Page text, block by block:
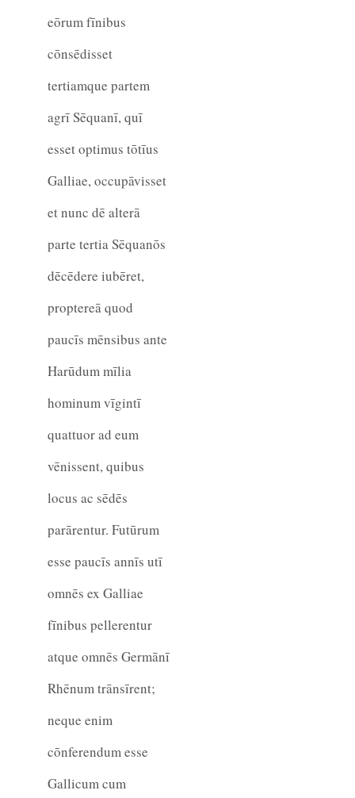
eōrum fīnibus
cōnsēdisset
tertiamque partem
agrī Sēquanī, quī
esset optimus tōtīus
Galliae, occupāvisset
et nunc dē alterā
parte tertia Sēquanōs
dēcēdere iubēret,
proptereā quod
paucīs mēnsibus ante
Harūdum mīlia
hominum vīgintī
quattuor ad eum
vēnissent, quibus
locus ac sēdēs
parārentur. Futūrum
esse paucīs annīs utī
omnēs ex Galliae
fīnibus pellerentur
atque omnēs Germānī
Rhēnum trānsīrent;
neque enim
cōnferendum esse
Gallicum cum